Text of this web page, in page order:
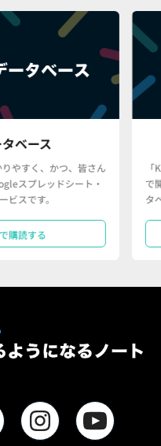
ベース
やすく、かつ、皆さん
スプレッドシート・
ビスです。
購読する
で
タ